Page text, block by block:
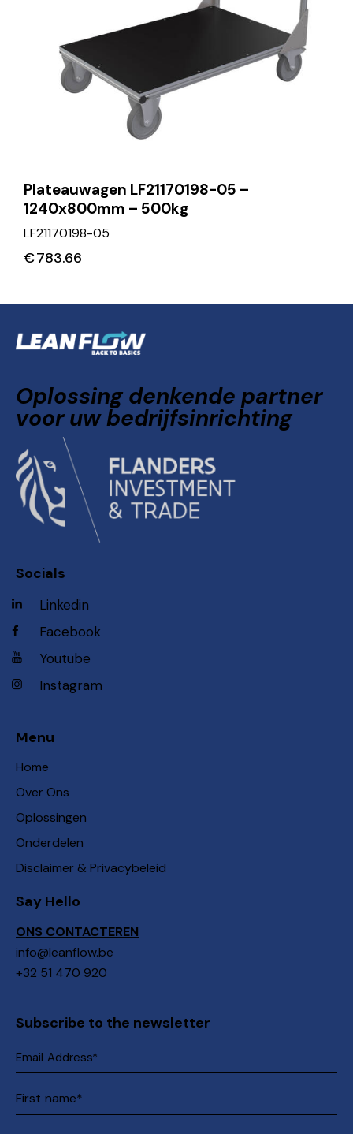
Plateauwagen LF21170198-05 –
1240x800mm – 500kg
LF21170198-05
€783.66
Oplossing denkende partner
voor uw bedrijfsinrichting
Socials
Linkedin
Facebook
Youtube
Instagram
Menu
Home
Over Ons
Oplossingen
Onderdelen
Disclaimer & Privacybeleid
Say Hello
ONS CONTACTEREN
info@leanflow.be
+32 51 470 920
Subscribe to the newsletter